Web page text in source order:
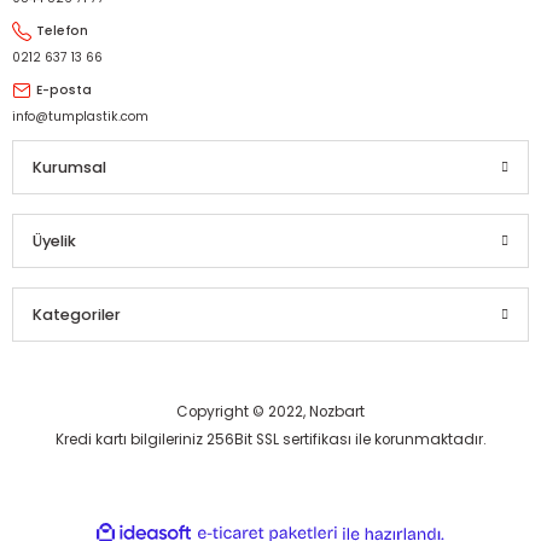
Telefon
0212 637 13 66
E-posta
info@tumplastik.com
Kurumsal
Üyelik
Kategoriler
Copyright © 2022, Nozbart
Kredi kartı bilgileriniz 256Bit SSL sertifikası ile korunmaktadır.
ideasoft e-